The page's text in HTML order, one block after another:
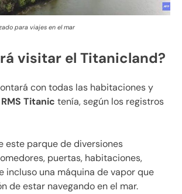
para viajes en el mar
visitar el Titanicland?
con todas las habitaciones y
RMS Titanic tenía, según los registros
este parque de diversiones
puertas, habitaciones,
incluso una máquina de vapor que
de estar navegando en el mar.